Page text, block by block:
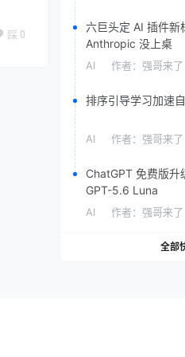
踩 0
六巨头定 AI 插件新
Anthropic 没上桌
AI 作者： 强哥来了
排序引导学习加速
AI 作者： 强哥来了
ChatGPT 免费版升
GPT-5.6 Luna
AI 作者： 强哥来了
全部